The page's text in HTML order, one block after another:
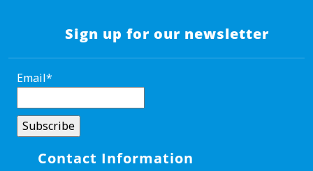
Sign up for our newsletter
Email*
Contact Information